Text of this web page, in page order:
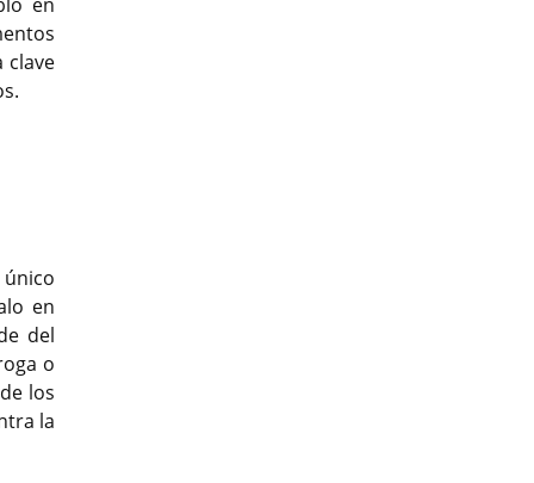
clave
único
en
del
o
los
la